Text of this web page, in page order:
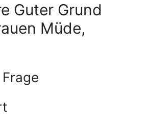
Guter Grund
Müde,